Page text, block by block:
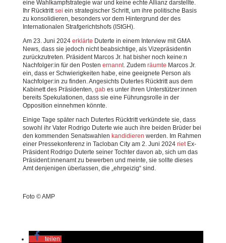
eine Wahlkampfstrategie war und keine echte Allianz darstellte.
Ihr Rücktrittsei ein strategischer Schritt, um ihre politische Basis
zu konsolidieren, besonders vor dem Hintergrund der des
Internationalen Strafgerichtshofs (IStGH).
Am 23. Juni 2024 erklärte Duterte in einem Interview mit GMA
News, dass sie jedoch nicht beabsichtige, als Vizepräsidentin
zurückzutreten. Präsident Marcos Jr. hat bisher noch keine:n
Nachfolger:in für den Posten ernannt. Zudem räumte Marcos Jr.
ein, dass er Schwierigkeiten habe, eine geeignete Person als
Nachfolger:in zu finden. Angesichts Dutertes Rücktritt aus dem
Kabinett des Präsidenten, gabes unter ihren Unterstützer:innen
bereits Spekulationen, dass sie eine Führungsrolle in der
Opposition einnehmen könnte.
Einige Tage später nach Dutertes Rücktritt verkündete sie, dass
sowohl ihr Vater Rodrigo Duterte wie auch ihre beiden Brüder bei
den kommenden Senatswahlen kandidieren werden. Im Rahmen
einer Pressekonferenz in Tacloban City am 2. Juni 2024 rietEx-
Präsident Rodrigo Duterte seiner Tochter davon ab, sich um das
Präsident:innenamt zu bewerben und meinte, sie sollte dieses
Amt denjenigen überlassen, die „ehrgeizig“ sind.
Foto © AMP
teilen